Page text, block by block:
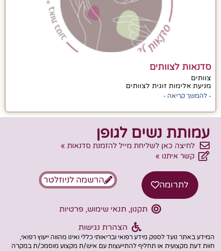
סדנאות לצוותים
צוותים
מניעת אלימות זוגית לצוותים
- להמשך קריאה -
עמותת נשים לגופן
לחיצה כאן לשליחת מייל להזמנת סדנאות »
קשר איתנו »
לתרומה הרשמה לניוזלטר
תקנון, תנאי שימוש, פרטיות
הצהרת נגישות
המידע באתר נועד לספק מידע רפואי ובריאותי כללי ואינו מהווה ייעוץ רפואי,
חוות דעת מקצועית או תחליף להתייעצות עם איש/ת מקצוע מוסמכ/ת במקרה